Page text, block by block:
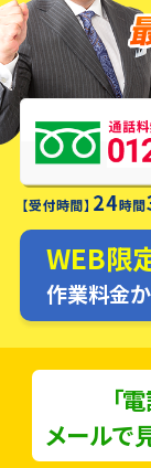
水漏れ・つ
WEB限
作業料金
「
メールで